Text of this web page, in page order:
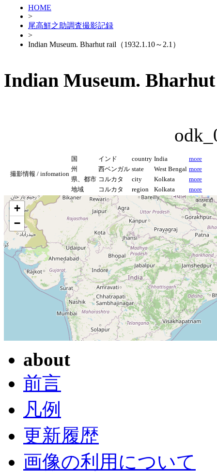
HOME
>
尾高鮮之助調査撮影記録
>
Indian Museum. Bharhut rail（1932.1.10～2.1）
Indian Museum.
撮影情報 / infomation
国 インド country India
more
州
西ベンガル state West Bengal more
県、都市 コルカタ city Kolkata
more
地域
コルカタ region Kolkata more
+
−
about
前言
凡例
更新履歴
画像の利用について